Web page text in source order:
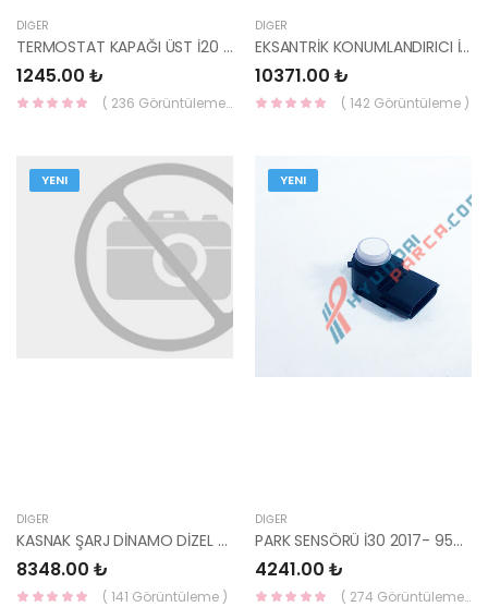
DIĞER
TERMOSTAT KAPAĞI ÜST İ20 / İ10 1.2 25631-03011-KORE
1245.00 ₺
( 236 Görüntüleme )
DIĞER
EKSANTRİK KONUMLANDIRICI İ30 12-16 / İX35 / CEED / TUCSON 15=> / ELANTRA / SPORT
10371.00 ₺
( 142 Görüntüleme )
YENI
DIĞER
KASNAK ŞARJ DİNAMO DİZEL 06-11 ERA-HMC
8348.00 ₺
( 141 Görüntüleme )
YENI
DIĞER
PARK SENSÖRÜ İ30 2017- 95720-G3000PYW-HMC
4241.00 ₺
( 274 Görüntüleme )